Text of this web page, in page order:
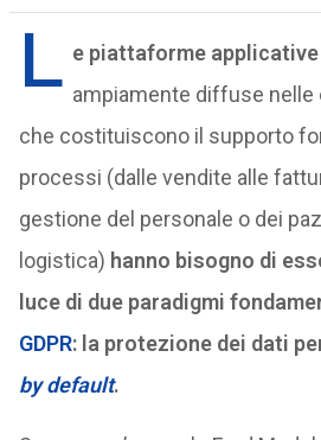
L e piattaforme applicative
ampiamente diffuse nelle
che costituiscono il supporto
processi (dalle vendite alle
gestione del personale o dei
logistica) hanno bisogno di
luce di due paradigmi
GDPR: la protezione dei dati
by default.